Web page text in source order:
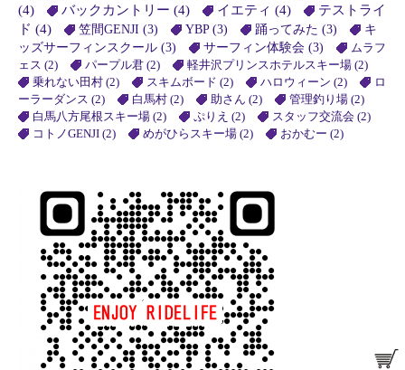
(4)
バックカントリー (4) イエティ (4)
テストライ
ド (4) 笠間GENJI (3) YBP(3) 踊ってみた (3)
キ
ッズサーフィンスクール (3) サーフィン体験会 (3)
ムラフ
ェス (2) パープル君 (2) 軽井沢プリンスホテルスキー場 (2)
乗れない田村 (2) スキムボード (2) ハロウィーン (2)
ロ
ーラーダンス (2) 白馬村 (2) 助さん (2) 管理釣り場 (2)
白馬八方尾根スキー場 (2) ぷりえ (2) スタッフ交流会 (2)
コトノGENJI (2) めがひらスキー場 (2) おかむー (2)